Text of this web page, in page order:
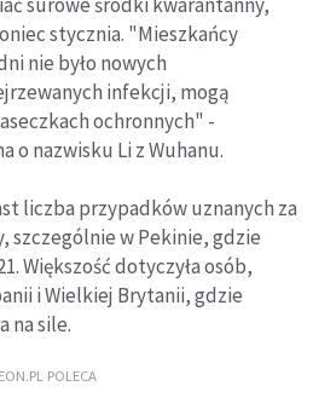
stycznia. "Mieszkańcy
nie było nowych
infekcji, mogą
ochronnych" -
o nazwisku Li z Wuhanu.
liczba przypadków uznanych za
szczególnie w Pekinie, gdzie
Większość dotyczyła osób,
i Wielkiej Brytanii, gdzie
na sile.
POLECA